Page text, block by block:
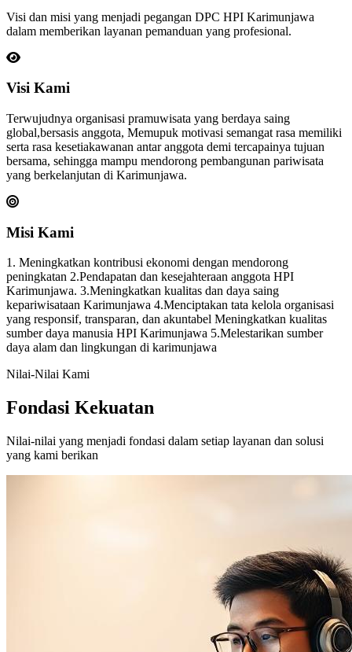
Visi dan misi yang menjadi pegangan DPC HPI Karimunjawa
dalam memberikan layanan pemanduan yang profesional.
Visi Kami
Terwujudnya organisasi pramuwisata yang berdaya saing
global,bersasis anggota, Memupuk motivasi semangat rasa memiliki
serta rasa kesetiakawanan antar anggota demi tercapainya tujuan
bersama, sehingga mampu mendorong pembangunan pariwisata
yang berkelanjutan di Karimunjawa.
Misi Kami
1. Meningkatkan kontribusi ekonomi dengan mendorong
peningkatan 2.Pendapatan dan kesejahteraan anggota HPI
Karimunjawa. 3.Meningkatkan kualitas dan daya saing
kepariwisataan Karimunjawa 4.Menciptakan tata kelola organisasi
yang responsif, transparan, dan akuntabel Meningkatkan kualitas
sumber daya manusia HPI Karimunjawa 5.Melestarikan sumber
daya alam dan lingkungan di karimunjawa
Nilai-Nilai Kami
Fondasi Kekuatan
Nilai-nilai yang menjadi fondasi dalam setiap layanan dan solusi
yang kami berikan